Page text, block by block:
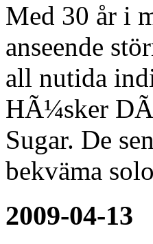
Med 30 år i
anseende
all nutida
HÃ¼sker
Sugar. De
bekväma
2009-04-13